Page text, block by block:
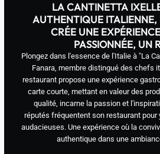
LA CANTINETTA
AUTHENTIQUE
CRÉE UNE
PASSIONNÉE, UN
Plongez dans l'essence de l'Italie à "La
Fanara, membre distingué des chefs
restaurant propose une expérience
carte courte, mettant en valeur des
qualité, incarne la passion et
réputés fréquentent son restaurant pour
audacieuses. Une expérience où la
authentique dans une